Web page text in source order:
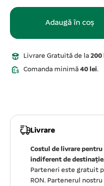
Adaugă în coș
Livrare Gratuită de la 200
Comanda minimă 40 lei.
Livrare
Costul de livrare pentru
indiferent de
Parteneri este gratuit
RON. Partenerul